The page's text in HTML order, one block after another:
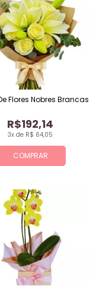
COMPRAR
3x de R$ 64,05
R$192,14
Flores Nobres Brancas